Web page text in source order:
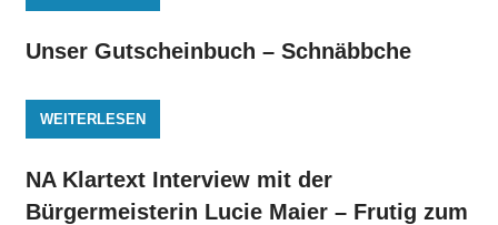
Unser Gutscheinbuch – Schnäbbche
WEITERLESEN
NA Klartext Interview mit der
Bürgermeisterin Lucie Maier – Frutig zum